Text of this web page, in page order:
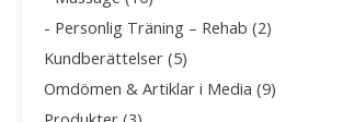
Personlig Träning – Rehab (2)
Kundberättelser (5)
Omdömen & Artiklar i Media (9)